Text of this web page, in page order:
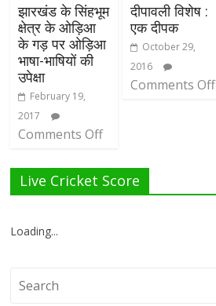
झारखंड के सिंहभूम
क्षेत्र के ओड़िआ
के गड़ पर ओड़िआ
भाषा-भाषियों की
उपेक्षा
February 19,
2017
Comments Off
दीपावली विशेष :
एक दीपक
October 29,
2016
Comments Off
Live Cricket Score
Loading...